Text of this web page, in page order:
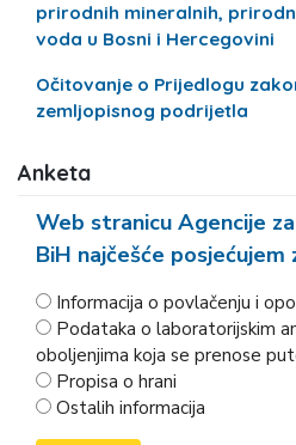
prirodnih mineralnih,
voda u Bosni i Hercegovini
Očitovanje o Prijedlogu
zemljopisnog podrijetla
Anketa
Web stranicu Agencije
BiH najčešće posjećujem
Informacija o povlačenju i
Podataka o laboratorijskim
oboljenjima koja se prenose
Propisa o hrani
Ostalih informacija